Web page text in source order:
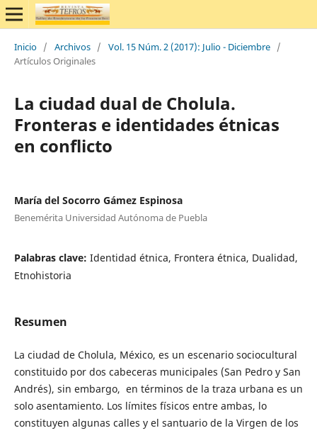
Inicio / Archivos / Vol. 15 Núm. 2 (2017): Julio - Diciembre /
Artículos Originales
La ciudad dual de Cholula.
Fronteras e identidades étnicas
en conflicto
María del Socorro Gámez Espinosa
Benemérita Universidad Autónoma de Puebla
Palabras clave: Identidad étnica, Frontera étnica, Dualidad,
Etnohistoria
Resumen
La ciudad de Cholula, México, es un escenario sociocultural
constituido por dos cabeceras municipales (San Pedro y San
Andrés), sin embargo, en términos de la traza urbana es un
solo asentamiento. Los límites físicos entre ambas, lo
constituyen algunas calles y el santuario de la Virgen de los